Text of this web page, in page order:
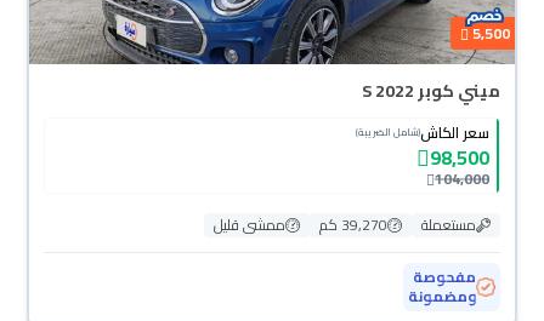
5,500
ميني كوبر S 2022
سعر الكاش(شامل الضريبة)
98,500
104,000
مستعملة
39,270 كم
ممشى قليل
مفحوصة
ومضمونة